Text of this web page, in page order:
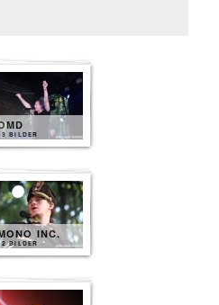
BILDER
INC.
BILDER